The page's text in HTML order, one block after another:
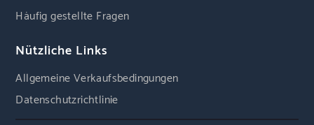
Häufig gestellte Fragen
Nützliche Links
Allgemeine Verkaufsbedingungen
Datenschutzrichtlinie